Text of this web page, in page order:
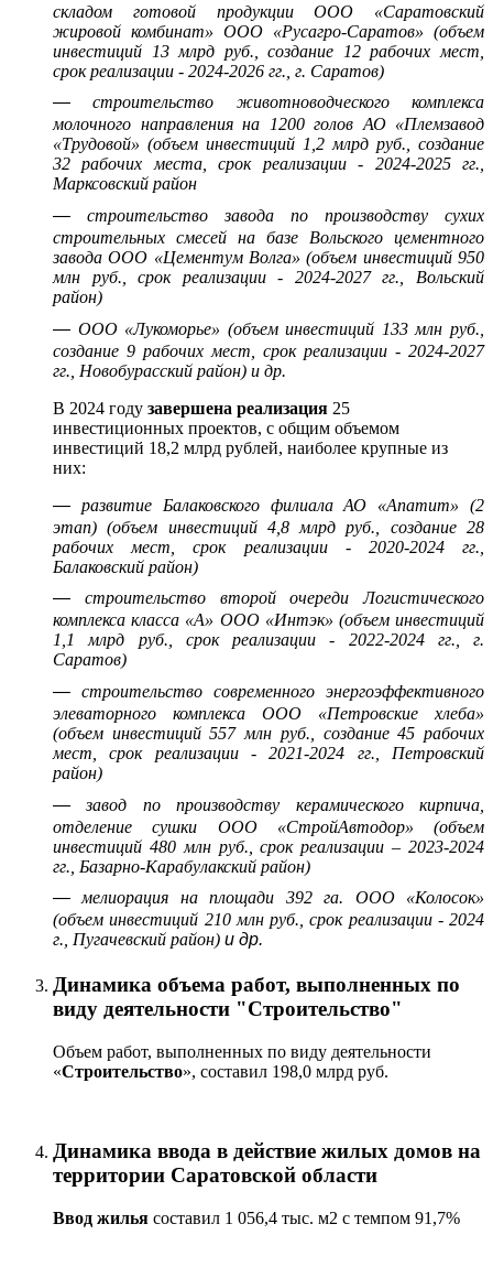
складом готовой продукции ООО «Саратовский
жировой комбинат» ООО «Русагро-Саратов» (объем
инвестиций 13 млрд руб., создание 12 рабочих мест,
срок реализации - 2024-2026 гг., г. Саратов)
—строительство животноводческого комплекса
молочного направления на 1200 голов АО «Племзавод
«Трудовой» (объем инвестиций 1,2 млрд руб., создание
32 рабочих места, срок реализации - 2024-2025 гг.,
Марксовский район
— строительство завода по производству сухих
строительных смесей на базе Вольского цементного
завода ООО «Цементум Волга» (объем инвестиций 950
млн руб., срок реализации - 2024-2027 гг., Вольский
район)
— ООО «Лукоморье» (объем инвестиций 133 млн руб.,
создание 9 рабочих мест, срок реализации - 2024-2027
гг., Новобурасский район) и др.
В 2024 году завершена реализация 25
инвестиционных проектов, с общим объемом
инвестиций 18,2 млрд рублей, наиболее крупные из
них:
— развитие Балаковского филиала АО «Апатит» (2
этап) (объем инвестиций 4,8 млрд руб., создание 28
рабочих мест, срок реализации - 2020-2024 гг.,
Балаковский район)
— строительство второй очереди Логистического
комплекса класса «А» ООО «Интэк» (объем инвестиций
1,1 млрд руб., срок реализации - 2022-2024 гг., г.
Саратов)
— строительство современного энергоэффективного
элеваторного комплекса ООО «Петровские хлеба»
(объем инвестиций 557 млн руб., создание 45 рабочих
мест, срок реализации - 2021-2024 гг., Петровский
район)
—завод по производству керамического кирпича,
отделение сушки ООО «СтройАвтодор» (объем
инвестиций 480 млн руб., срок реализации – 2023-2024
гг., Базарно-Карабулакский район)
— мелиорация на площади 392 га. ООО «Колосок»
(объем инвестиций 210 млн руб., срок реализации - 2024
г., Пугачевский район) и др.
Динамика объема работ, выполненных по
виду деятельности "Строительство"
Объем работ, выполненных по виду деятельности
«Строительство», составил 198,0 млрд руб.
Динамика ввода в действие жилых домов на
территории Саратовской области
Ввод жилья составил 1 056,4 тыс. м2 с темпом 91,7%